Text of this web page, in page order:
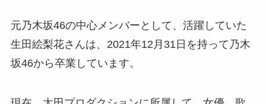
元乃木坂46の中心メンバーとして、活躍していた
生田絵梨花さんは、2021年12月31日を持って乃木
坂46から卒業しています。